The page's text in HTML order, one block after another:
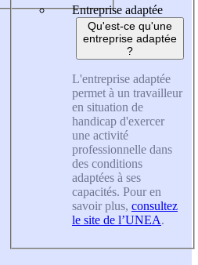
Entreprise adaptée
Qu'est-ce qu'une
entreprise adaptée
?
L'entreprise adaptée
permet à un travailleur
en situation de
handicap d'exercer
une activité
professionnelle dans
des conditions
adaptées à ses
capacités. Pour en
savoir plus, consultez
le site de l’UNEA.